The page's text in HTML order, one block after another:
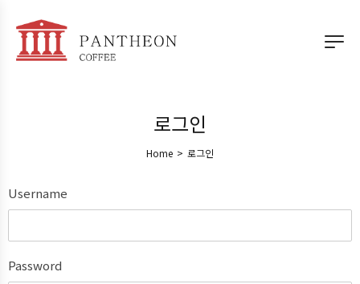
로그인
Home > 로그인
Username
Password